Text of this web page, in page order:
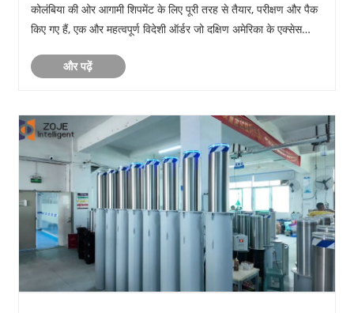
कोलंबिया की ओर आगामी शिपमेंट के लिए पूरी तरह से तैयार, परीक्षण और पैक
किए गए हैं, एक और महत्वपूर्ण विदेशी ऑर्डर जो दक्षिण अमेरिका के एक्सेस
और पढ़ें